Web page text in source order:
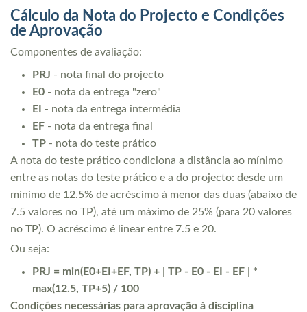
Cálculo da Nota do Projecto e Condições
de Aprovação
Componentes de avaliação:
PRJ - nota final do projecto
E0 - nota da entrega "zero"
EI
- nota da entrega intermédia
EF - nota da entrega final
TP - nota do teste prático
A nota do teste prático condiciona a distância ao mínimo
entre as notas do teste prático e a do projecto: desde um
mínimo de 12.5% de acréscimo à menor das duas (abaixo de
7.5 valores no TP), até um máximo de 25% (para 20 valores
no TP). O acréscimo é linear entre 7.5 e 20.
Ou seja:
PRJ = min(E0+EI+EF, TP) + | TP - E0 - EI - EF | *
max(12.5, TP+5) / 100
Condições necessárias para aprovação à disciplina